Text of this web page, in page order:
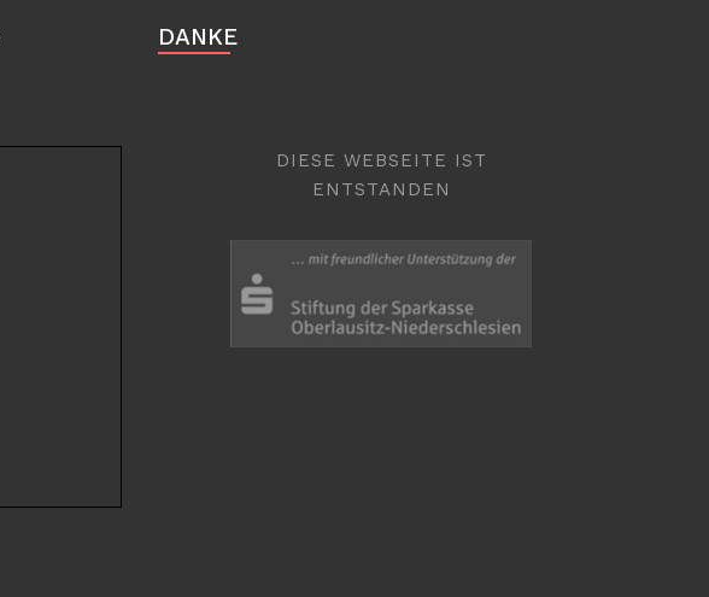
DANKE
DIESE WEBSEITE IST
ENTSTANDEN